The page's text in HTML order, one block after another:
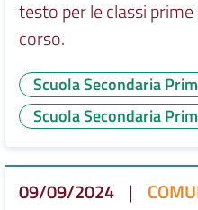
testo per le classi
corso.
Scuola Secondaria
Scuola Secondaria
09/09/2024 |